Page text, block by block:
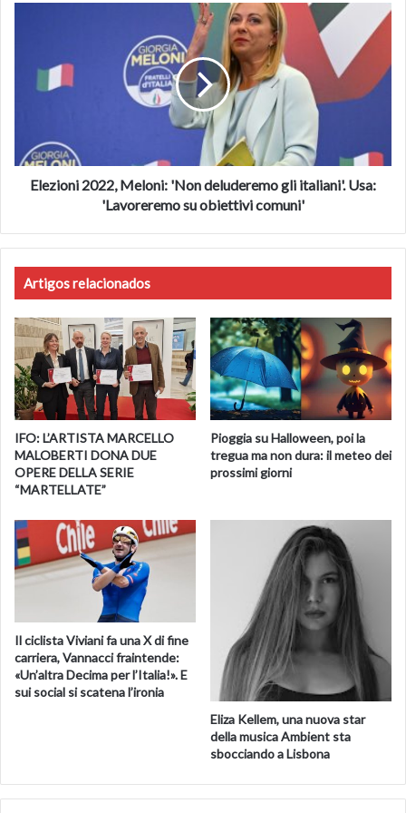
'Non
deluderemo
Usa:
'Lavoreremo
Elezioni 2022, Meloni: 'Non deluderemo gli italiani'. Usa:
'Lavoreremo su obiettivi comuni'
Artigos relacionados
IFO: L’ARTISTA MARCELLO
MALOBERTI DONA DUE
OPERE DELLA SERIE
“MARTELLATE”
Pioggia su Halloween, poi la
tregua ma non dura: il meteo dei
prossimi giorni
Il ciclista Viviani fa una X di fine
carriera, Vannacci fraintende:
«Un’altra Decima per l’Italia!». E
sui social si scatena l’ironia
Eliza Kellem, una nuova star
della musica Ambient sta
sbocciando a Lisbona